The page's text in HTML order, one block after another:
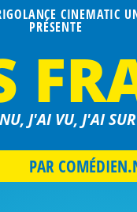
CINEMATIC
PRÉSENTE
J'AI VU, J'AI
PAR